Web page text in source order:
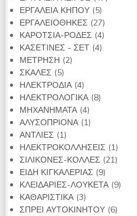
ΕΡΓΑΛΕΙΑ ΚΗΠΟΥ 55
προϊόντα
ΕΡΓΑΛΕΙΟΘΗΚΕΣ 2727
προϊόντα
ΚΑΡΟΤΣΙΑ-ΡΟΔΕΣ 44
ΚΑΣΕΤΙΝΕΣ - ΣΕΤ 44
ΜΕΤΡΗΣΗ 22
ΣΚΑΛΕΣ 55
προϊόντα
ΗΛΕΚΤΡΟΔΙΑ 44
προϊόντα
ΗΛΕΚΤΡΟΛΟΓΙΚΑ 88
ΜΗΧΑΝΗΜΑΤΑ 44
προϊόντα
ΑΛΥΣΟΠΡΙΟΝΑ 11
ΑΝΤΛΙΕΣ 11
προϊόν
ΗΛΕΚΤΡΟΚΟΛΛΗΣΕΙΣ 11
προϊόν
ΣΙΛΙΚΟΝΕΣ-ΚΟΛΛΕΣ 2121
ΕΙΔΗ ΚΙΓΚΑΛΕΡΙΑΣ 99
προϊόντα
ΚΛΕΙΔΑΡΙΕΣ-ΛΟΥΚΕΤΑ 99
ΚΑΘΑΡΙΣΤΙΚΑ 33
προϊόντα
ΣΠΡΕΙ ΑΥΤΟΚΙΝΗΤΟΥ 66